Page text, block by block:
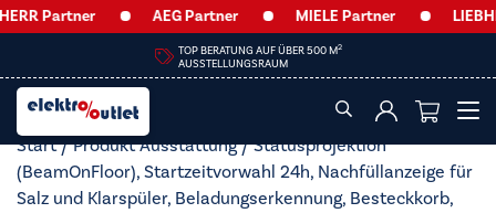
Partner AEG Partner MIELE Partner
TOP BERATUNG AUF ÜBER 500 M2
AUSSTELLUNGSRAUM
Start/ Produkt Ausstattung / Statusprojektion
(BeamOnFloor), Startzeitvorwahl 24h, Nachfüllanzeige für
Salz und Klarspüler, Beladungserkennung, Besteckkorb,